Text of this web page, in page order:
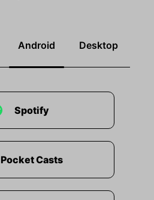
Android Desktop
Spotify
Pocket Casts